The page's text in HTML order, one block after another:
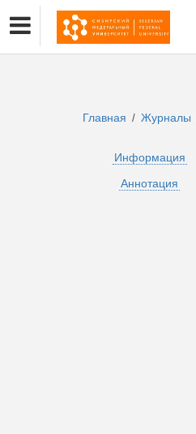
Главная / Журналы
Информация
Аннотация